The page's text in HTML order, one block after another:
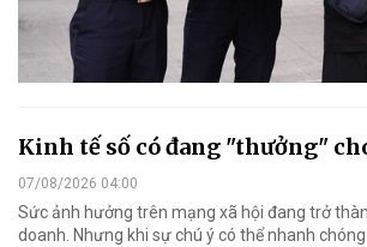
Kinh tế số có đang "thưởng"
07/08/2026 04:00
Sức ảnh hưởng trên mạng xã hội đang trở
doanh. Nhưng khi sự chú ý có thể nhanh